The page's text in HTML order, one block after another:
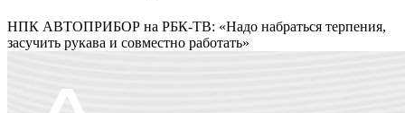
НПК АВТОПРИБОР на РБК-ТВ: «Надо набраться терпения,
засучить рукава и совместно работать»